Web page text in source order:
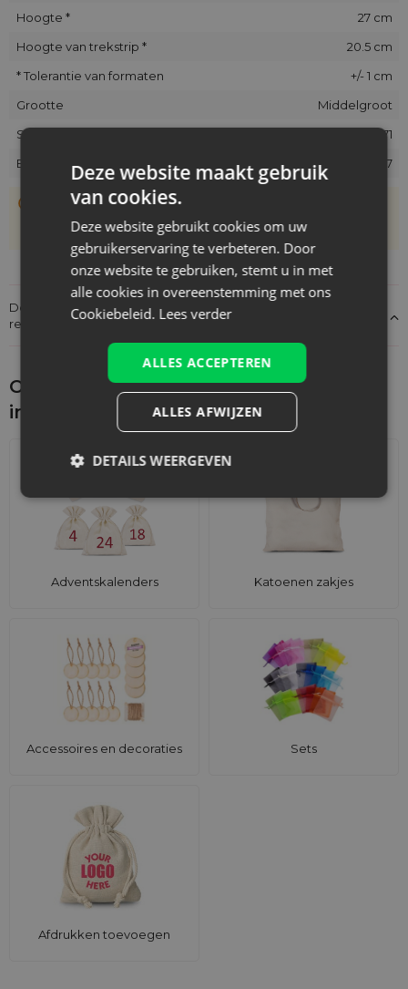
Hoogte *
27 cm
Hoogte van trekstrip *
20.5 cm
* Tolerantie van formaten
+/- 1 cm
Grootte
Middelgroot
SKU
ORB-1327-LBL-371
EAN
5902565681517
De zakjes zijn met de hand genaaid, daarom kan hun
werkelijke grootte afwijken van de opgegeven maat met
+/- 1 cm
Details over de conformiteit van het product met de
regelgeving: Productverantwoordelijkheid
Ontdek wat je nog meer zou kunnen
interesseren
Adventskalenders Katoenen zakjes
Accessoires en decoraties Sets
Afdrukken toevoegen
Deze website maakt gebruik
van cookies.
Deze website gebruikt cookies om uw
gebruikerservaring te verbeteren. Door
onze website te gebruiken, stemt u in met
alle cookies in overeenstemming met ons
Cookiebeleid. Lees verder
ALLES ACCEPTEREN
ALLES AFWIJZEN
DETAILS WEERGEVEN